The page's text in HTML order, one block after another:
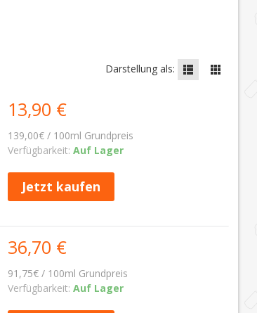
Darstellung als:
13,90 €
139,00€ / 100ml Grundpreis
Verfügbarkeit: Auf Lager
Jetzt kaufen
36,70 €
91,75€ / 100ml Grundpreis
Verfügbarkeit: Auf Lager